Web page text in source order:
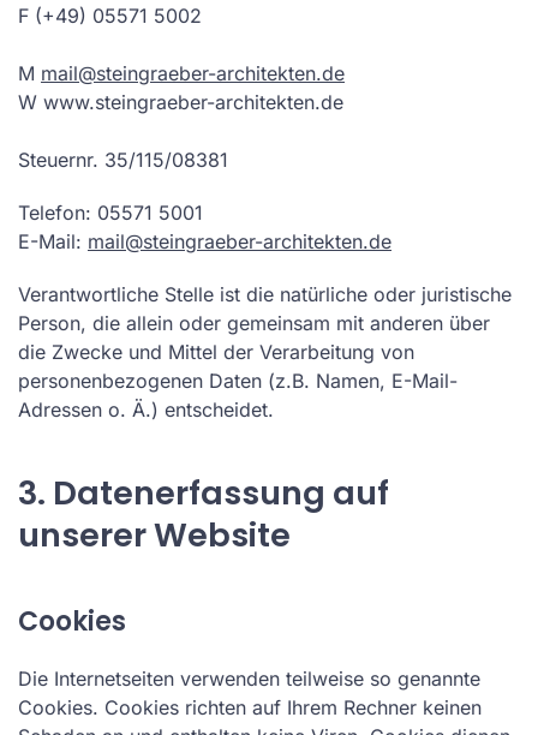
F (+49) 05571 5002
M mail@steingraeber-architekten.de
W www.steingraeber-architekten.de
Steuernr. 35/115/08381
Telefon: 05571 5001
E-Mail: mail@steingraeber-architekten.de
Verantwortliche Stelle ist die natürliche oder juristische
Person, die allein oder gemeinsam mit anderen über
die Zwecke und Mittel der Verarbeitung von
personenbezogenen Daten (z.B. Namen, E-Mail-
Adressen o. Ä.) entscheidet.
3. Datenerfassung auf
unserer Website
Cookies
Die Internetseiten verwenden teilweise so genannte
Cookies. Cookies richten auf Ihrem Rechner keinen